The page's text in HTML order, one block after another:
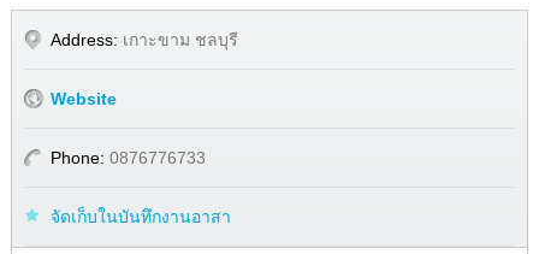
Address: เกาะขาม ชลบุรี
Website
Phone: 0876776733
จัดเก็บในบันทึกงานอาสา